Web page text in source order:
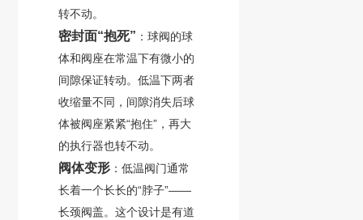
转不动。
密封面“抱死” ：球阀的球
体和阀座在常温下有微小的
间隙保证转动。低温下两者
收缩量不同，间隙消失后球
体被阀座紧紧“抱住”，再大
的执行器也转不动。
阀体变形 ：低温阀门通常
长着一个长长的“脖子”——
长颈阀盖。这个设计是有道